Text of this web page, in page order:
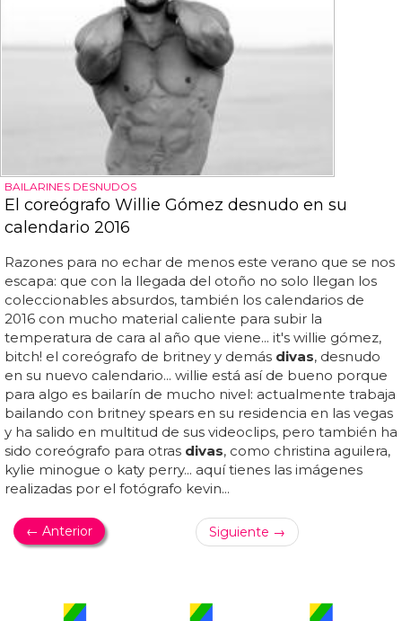
BAILARINES DESNUDOS
El coreógrafo Willie Gómez desnudo en su
calendario 2016
Razones para no echar de menos este verano que se nos
escapa: que con la llegada del otoño no solo llegan los
coleccionables absurdos, también los calendarios de
2016 con mucho material caliente para subir la
temperatura de cara al año que viene... it's willie gómez,
bitch! el coreógrafo de britney y demás divas, desnudo
en su nuevo calendario... willie está así de bueno porque
para algo es bailarín de mucho nivel: actualmente trabaja
bailando con britney spears en su residencia en las vegas
y ha salido en multitud de sus videoclips, pero también ha
sido coreógrafo para otras divas, como christina aguilera,
kylie minogue o katy perry... aquí tienes las imágenes
realizadas por el fotógrafo kevin...
← Anterior Siguiente →